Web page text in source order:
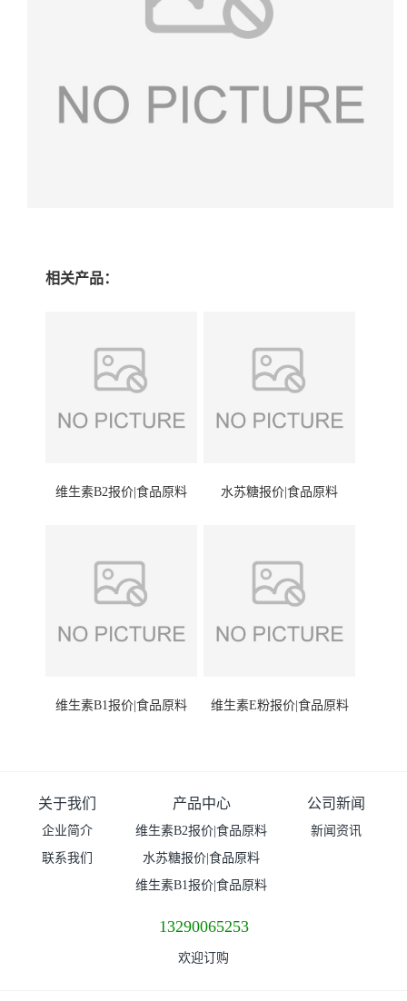
相关产品：
维生素B2报价|食品原料 水苏糖报价|食品原料
维生素B1报价|食品原料 维生素E粉报价|食品原料
关于我们
企业简介
联系我们
产品中心
维生素B2报价|食品原料
水苏糖报价|食品原料
维生素B1报价|食品原料
公司新闻
新闻资讯
13290065253
欢迎订购